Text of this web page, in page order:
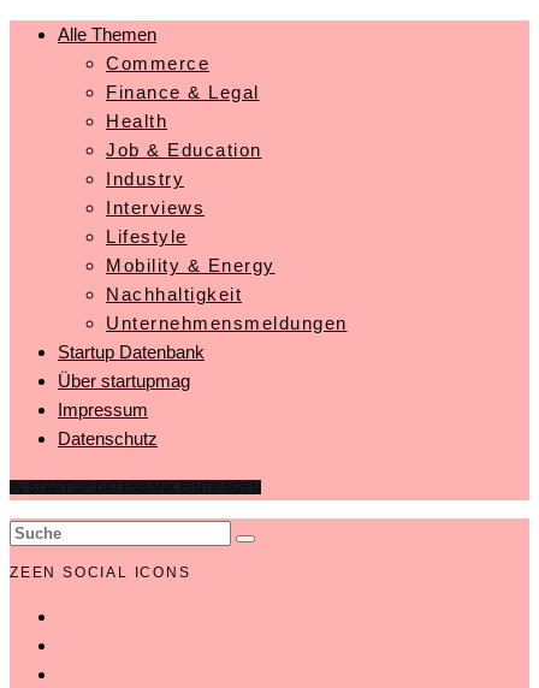
Alle Themen
Commerce
Finance & Legal
Health
Job & Education
Industry
Interviews
Lifestyle
Mobility & Energy
Nachhaltigkeit
Unternehmensmeldungen
Startup Datenbank
Über startupmag
Impressum
Datenschutz
ZEEN SOCIAL ICONS